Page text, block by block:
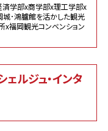
済学部x商学部x理工学部x
･鴻臚館を活かした観光
福岡観光コンベンション
ルジュ・インタ